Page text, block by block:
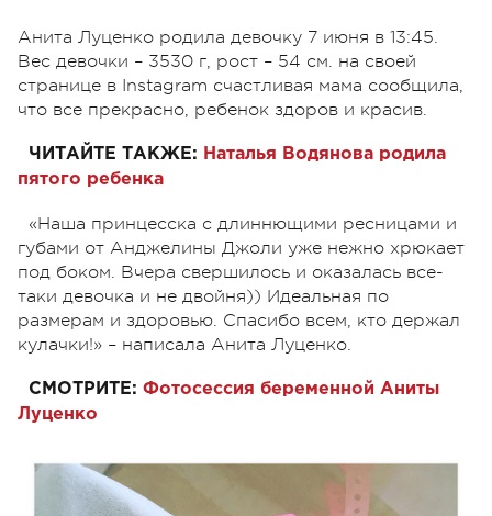
Анита Луценко родила девочку 7 июня в 13:45.
Вес девочки – 3530 г, рост – 54 см. на своей
странице в Instagram счастливая мама сообщила,
что все прекрасно, ребенок здоров и красив.
ЧИТАЙТЕ ТАКЖЕ: Наталья Водянова родила
пятого ребенка
«Наша принцесска с длиннющими ресницами и
губами от Анджелины Джоли уже нежно хрюкает
под боком. Вчера свершилось и оказалась все-
таки девочка и не двойня)) Идеальная по
размерам и здоровью. Спасибо всем, кто держал
кулачки!» – написала Анита Луценко.
СМОТРИТЕ: Фотосессия беременной Аниты
Луценко